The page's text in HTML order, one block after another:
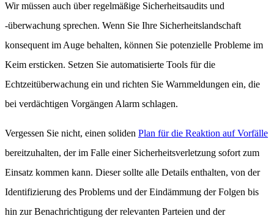
Wir müssen auch über regelmäßige Sicherheitsaudits und
-überwachung sprechen. Wenn Sie Ihre Sicherheitslandschaft
konsequent im Auge behalten, können Sie potenzielle Probleme im
Keim ersticken. Setzen Sie automatisierte Tools für die
Echtzeitüberwachung ein und richten Sie Warnmeldungen ein, die
bei verdächtigen Vorgängen Alarm schlagen.
Vergessen Sie nicht, einen soliden Plan für die Reaktion auf Vorfälle
bereitzuhalten, der im Falle einer Sicherheitsverletzung sofort zum
Einsatz kommen kann. Dieser sollte alle Details enthalten, von der
Identifizierung des Problems und der Eindämmung der Folgen bis
hin zur Benachrichtigung der relevanten Parteien und der